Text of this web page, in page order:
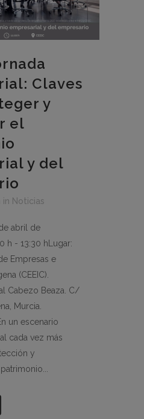
Claves
y
el
y del
in Noticias
abril de
h - 13:30 hLugar:
Empresas e
(CEEIC).
Cabezo Beaza. C/
Murcia.
un escenario
cada vez más
y